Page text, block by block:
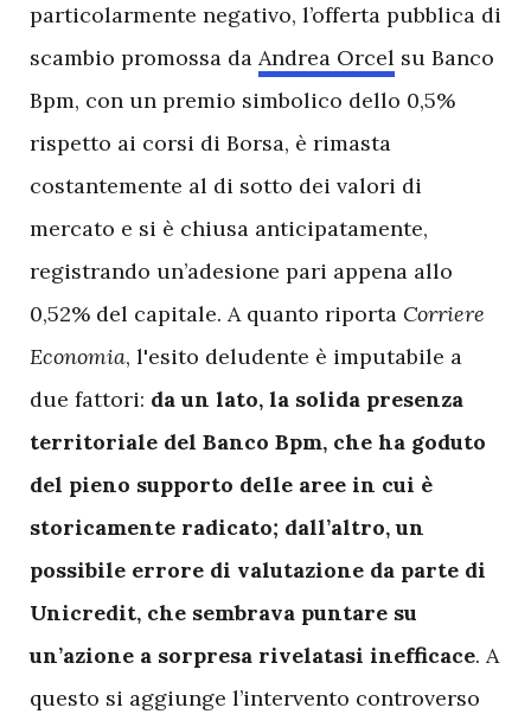
particolarmente negativo, l’offerta pubblica di
scambio promossa da Andrea Orcel su Banco
Bpm, con un premio simbolico dello 0,5%
rispetto ai corsi di Borsa, è rimasta
costantemente al di sotto dei valori di
mercato e si è chiusa anticipatamente,
registrando un’adesione pari appena allo
0,52% del capitale. A quanto riporta Corriere
Economia, l'esito deludente è imputabile a
due fattori: da un lato, la solida presenza
territoriale del Banco Bpm, che ha goduto
del pieno supporto delle aree in cui è
storicamente radicato; dall’altro, un
possibile errore di valutazione da parte di
Unicredit, che sembrava puntare su
un’azione a sorpresa rivelatasi inefficace. A
questo si aggiunge l’intervento controverso